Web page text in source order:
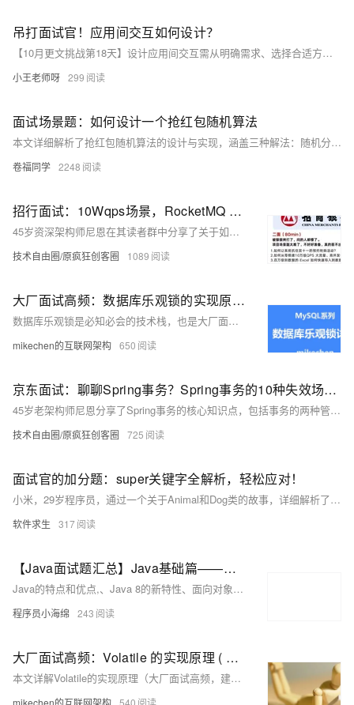
吊打面试官！应用间交互如何设计？
【10月更文挑战第18天】设计应用间交互需从明确需求、选择合适方式、设计协议与数据格式、考虑安全性和权限管理、进行性能优化和测试五个方面入手。明确功能和用户需求，选择接口调用、消息队列、数据库共享或文件交换等方式，确保交互高效、安全、可靠。展示这些能力将在面试中脱颖而出。
小王老师呀 299
面试场景题：如何设计一个抢红包随机算法
本文详细解析了抢红包随机算法的设计与实现，涵盖三种解法：随机分配法、二倍均值法和线段切割法。随机分配法通过逐次随机分配金额确保总额不变，但易导致两极分化；二倍均值法优化了金额分布，使每次抢到的金额更均衡；线段切割法则将总金额视为线段，通过随机切割点生成子金额，手气最佳金额可能更高。代码示例清晰，结果对比直观，为面试中类似算法题提供了全面思路。
卷福同学 2248
招行面试：10Wqps场景，RocketMQ 顺序消费 的性能 如何提升 ？
45岁资深架构师尼恩在其读者群中分享了关于如何提升RocketMQ顺序消费性能的高并发面试题解析。面对10W QPS的高并发场景，尼恩详细讲解了RocketMQ的调优策略，包括专用方案如增加ConsumeQueue数量、优化Topic设计等，以及通用方案如硬件配置（CPU、内存、磁盘、网络）、操作系统调优、Broker配置调整、客户端配置优化、JVM调优和监控与日志分析等方面。通过系统化的梳理，帮助读者在面试中充分展示技术实力，获得面试官的认可。相关真题及答案将收录于《尼恩Java面试宝典PDF》V175版本中，助力求职者提高架构、设计和开发水平。
技术自由圈/原疯狂创客圈 1089
大厂面试高频：数据库乐观锁的实现原理、以及应用场景
数据库乐观锁是必知必会的技术栈，也是大厂面试高频，十分重要，本文解析数据库乐观锁。关注【mikechen的互联网架构】，10年+BAT架构经验分享。
mikechen的互联网架构 650
京东面试：聊聊Spring事务？Spring事务的10种失效场景？加入型传播和嵌套型传播有什么区别？
45岁老架构师尼恩分享了Spring事务的核心知识点，包括事务的两种管理方式（编程式和声明式）、@Transactional注解的五大属性（transactionManager、propagation、isolation、timeout、readOnly、rollbackFor）、事务的七种传播行为、事务隔离级别及其与数据库隔离级别的关系，以及Spring事务的10种失效场景。尼恩还强调了面试中如何给出高质量答案，推荐阅读《尼恩Java面试宝典PDF》以提升面试表现。更多技术资料可在公众号【技术自由圈】获取。
技术自由圈/原疯狂创客圈 725
面试官的加分题：super关键字全解析，轻松应对！
小米，29岁程序员，通过一个关于Animal和Dog类的故事，详细解析了Java中super关键字的多种用法，包括调用父类构造方法、访问父类成员变量及调用父类方法，帮助读者更好地理解和应用super，应对面试挑战。
软件求生 317
【Java面试题汇总】Java基础篇——基础、修饰符和关键字（2023版）
Java的特点和优点,、Java 8的新特性、面向对象、基本数据类型和引用类型、自动拆装箱与自动装箱、==与equals()的区别、为什么重写equals()就要重写hashcode()、抽象类和接口的区别、重载和重写的区别、四种引用方式、wt()和sleep()的区别、java方法是值传递还是引用传递？访问修饰符、static、final、this和super、volatile的用法及原理
程序员小海绵 243
大厂面试高频：Volatile 的实现原理 ( 图文详解 )
本文详解Volatile的实现原理（大厂面试高频，建议收藏），涵盖Java内存模型、可见性和有序性，以及Volatile的工作机制和源码案例。关注【mikechen的互联网架构】，10年+BAT架构经验倾囊相授。
mikechen的互联网架构 540